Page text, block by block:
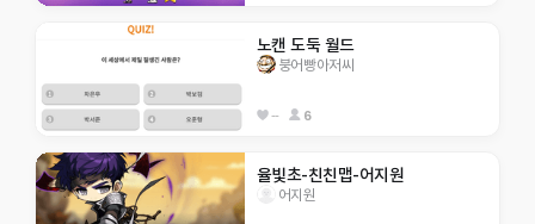
노캔 도둑 월드
붕어빵아저씨
-- 6
율빛초-친친맵-어지원
어지원